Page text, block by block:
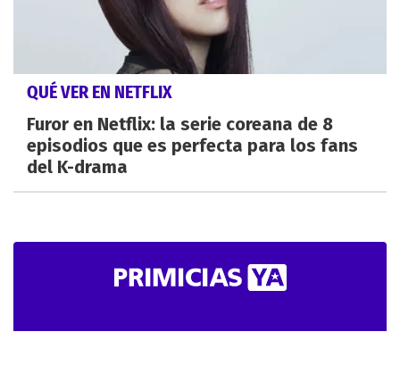
QUÉ VER EN NETFLIX
Furor en Netflix: la serie coreana de 8
episodios que es perfecta para los fans
del K-drama